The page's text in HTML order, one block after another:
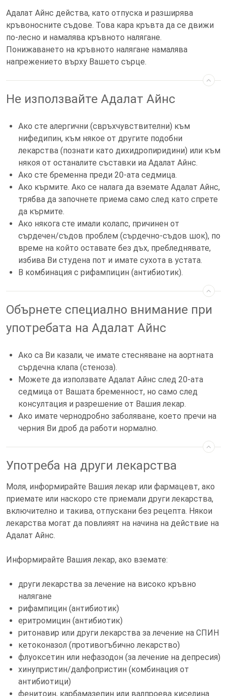
Адалат Айнс действа, като отпуска и разширява
кръвоносните съдове. Това кара кръвта да се движи
по-лесно и намалява кръвното налягане.
Понижаването на кръвното налягане намалява
напрежението върху Вашето сърце.
Не използвайте Адалат Айнс
Ако сте алергични (свръхчувствителни) към
нифедипин, към някое от другите подобни
лекарства (познати като дихидропиридини) или към
някоя от останалите съставки иа Адалат Айнс.
Ако сте бременна преди 20-ата седмица.
Ако кърмите. Ако се налага да вземате Адалат Айнс,
трябва да започнете приема само след като спрете
да кърмите.
Ако някога сте имали колапс, причинен от
сърдечен/съдов проблем (сърдечно-съдов шок), по
време на който оставате без дъх, пребледнявате,
избива Ви студена пот и имате сухота в устата.
В комбинация с рифампицин (антибиотик).
Обърнете специално внимание при
употребата на Адалат Айнс
Ако са Ви казали, че имате стесняване на аортната
сърдечна клапа (стеноза).
Можете да използвате Адалат Айнс след 20-ата
седмица от Вашата бременност, но само след
консултация и разрешение от Вашия лекар.
Ако имате чернодробно заболяване, което пречи на
черния Ви дроб да работи нормално.
Употреба на други лекарства
Моля, информирайте Вашия лекар или фармацевт, ако
приемате или наскоро сте приемали други лекарства,
включително и такива, отпускани без рецепта. Някои
лекарства могат да повлияят на начина на действие на
Адалат Айнс.
Информирайте Вашия лекар, ако вземате:
други лекарства за лечение на високо кръвно
налягане
рифампицин (антибиотик)
еритромицин (антибиотик)
ритонавир или други лекарства за лечение на СПИН
кетоконазол (противогъбично лекарство)
флуоксетин или нефазодон (за лечение на депресия)
хинупристин/далфопристин (комбинация от
антибиотици)
фенитоин, карбамазепин или валпроева киселина